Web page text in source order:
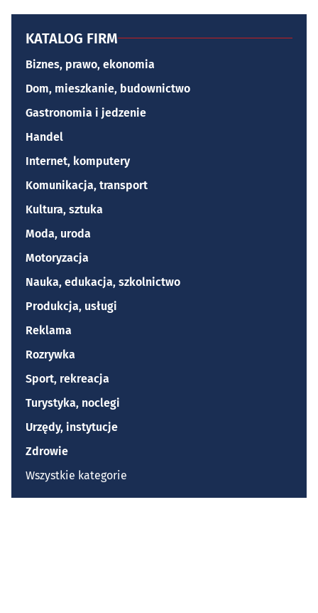
KATALOG FIRM
Biznes, prawo, ekonomia
Dom, mieszkanie, budownictwo
Gastronomia i jedzenie
Handel
Internet, komputery
Komunikacja, transport
Kultura, sztuka
Moda, uroda
Motoryzacja
Nauka, edukacja, szkolnictwo
Produkcja, usługi
Reklama
Rozrywka
Sport, rekreacja
Turystyka, noclegi
Urzędy, instytucje
Zdrowie
Wszystkie kategorie